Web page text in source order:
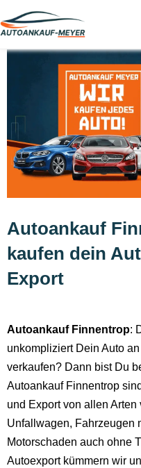
Autoankauf
kaufen dein
Export
Autoankauf Finnentrop:
unkompliziert Dein Auto
verkaufen? Dann bist Du
Autoankauf Finnentrop
und Export von allen
Unfallwagen, Fahrzeugen
Motorschaden auch ohne
Autoexport kümmern wir